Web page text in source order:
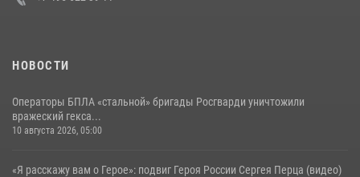
НОВОСТИ
Операторы БПЛА «стальной» бригады Росгварди уничтожили
вражеский гекса...
10 августа 2026, 05:00
«Я расскажу вам о Герое»: подвиг Героя России Сергея Перца (видео)